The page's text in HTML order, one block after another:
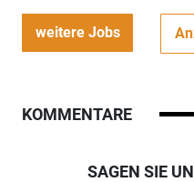
weitere Jobs
KOMMENTARE
SAGEN SIE